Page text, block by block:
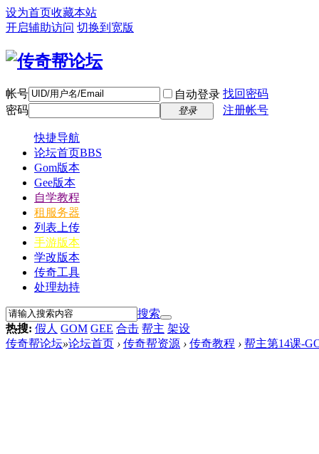
设为首页收藏本站
开启辅助访问 切换到宽版
帐号 自动登录 找回密码
密码
登录 注册帐号
快捷导航
论坛首页BBS
Gom版本
Gee版本
自学教程
租服务器
列表上传
手游版本
学改版本
传奇工具
处理劫持
搜索
热搜: 假人 GOM GEE 合击 帮主 架设
传奇帮论坛»论坛首页 › 传奇帮资源 › 传奇教程 › 帮主第14课-